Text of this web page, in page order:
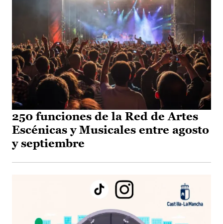
250 funciones de la Red de Artes
Escénicas y Musicales entre agosto
y septiembre